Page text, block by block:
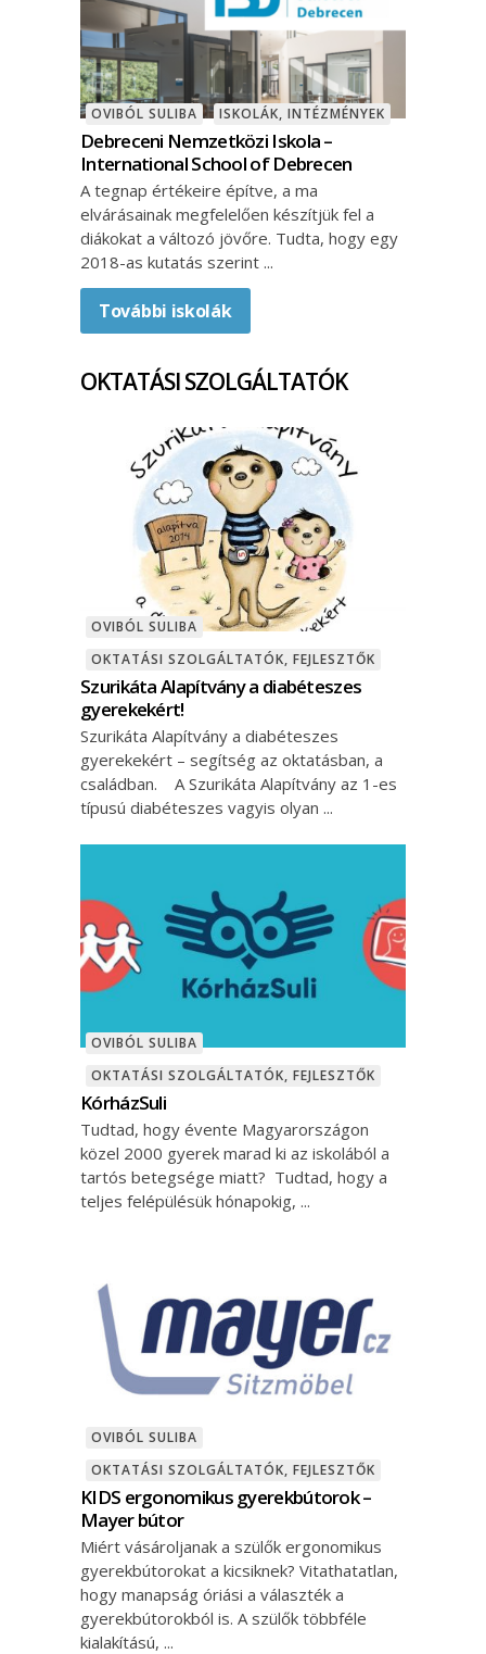
OVIBÓL SULIBA ISKOLÁK, INTÉZMÉNYEK
Debreceni Nemzetközi Iskola –
International School of Debrecen
A tegnap értékeire építve, a ma
elvárásainak megfelelően készítjük fel a
diákokat a változó jövőre. Tudta, hogy egy
2018-as kutatás szerint
További iskolák
OKTATÁSI SZOLGÁLTATÓK
OVIBÓL SULIBA
OKTATÁSI SZOLGÁLTATÓK, FEJLESZTŐK
Szurikáta Alapítvány a diabéteszes
gyerekekért!
Szurikáta Alapítvány a diabéteszes
gyerekekért – segítség az oktatásban, a
családban. A Szurikáta Alapítvány az 1-es
típusú diabéteszes vagyis olyan
OVIBÓL SULIBA
OKTATÁSI SZOLGÁLTATÓK, FEJLESZTŐK
KórházSuli
Tudtad, hogy évente Magyarországon
közel 2000 gyerek marad ki az iskolából a
tartós betegsége miatt? Tudtad, hogy a
teljes felépülésük hónapokig,
OVIBÓL SULIBA
OKTATÁSI SZOLGÁLTATÓK, FEJLESZTŐK
KIDS ergonomikus gyerekbútorok –
Mayer bútor
Miért vásároljanak a szülők ergonomikus
gyerekbútorokat a kicsiknek? Vitathatatlan,
hogy manapság óriási a választék a
gyerekbútorokból is. A szülők többféle
kialakítású,